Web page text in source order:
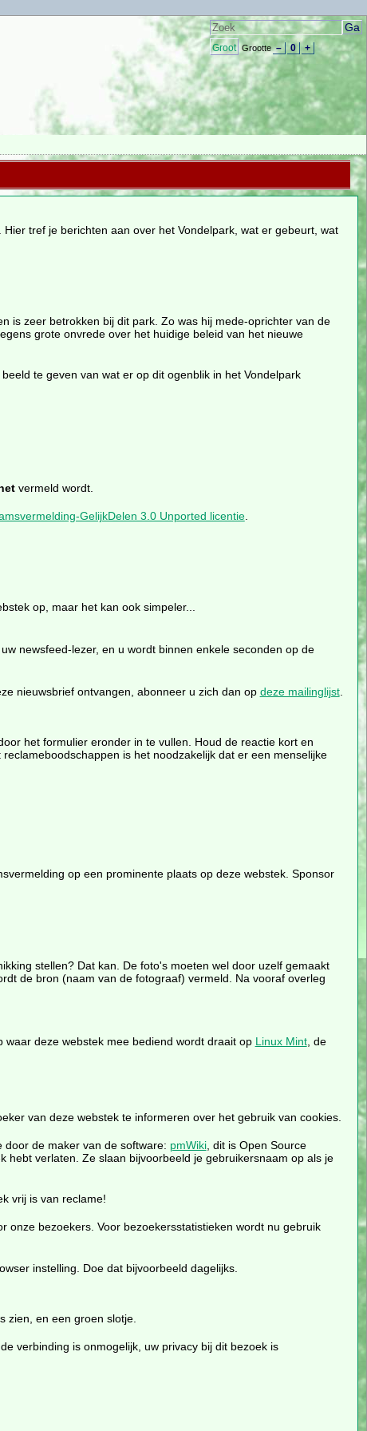
Groot Grootte – 0 +
tref je berichten aan over het Vondelpark, wat er gebeurt, wat
is zeer betrokken bij dit park. Zo was hij mede-oprichter van de
grote onvrede over het huidige beleid van het nieuwe
te geven van wat er op dit ogenblik in het Vondelpark
vermeld wordt.
GelijkDelen 3.0 Unported licentie.
op, maar het kan ook simpeler...
newsfeed-lezer, en u wordt binnen enkele seconden op de
nieuwsbrief ontvangen, abonneer u zich dan op deze mailinglijst.
het formulier eronder in te vullen. Houd de reactie kort en
is het noodzakelijk dat er een menselijke
op een prominente plaats op deze webstek. Sponsor
stellen? Dat kan. De foto's moeten wel door uzelf gemaakt
de bron (naam van de fotograaf) vermeld. Na vooraf overleg
deze webstek mee bediend wordt draait op Linux Mint, de
van deze webstek te informeren over het gebruik van cookies.
door de maker van de software: pmWiki, dit is Open Source
hebt verlaten. Ze slaan bijvoorbeeld je gebruikersnaam op als je
vrij is van reclame!
onze bezoekers. Voor bezoekersstatistieken wordt nu gebruik
instelling. Doe dat bijvoorbeeld dagelijks.
zien, en een groen slotje.
verbinding is onmogelijk, uw privacy bij dit bezoek is